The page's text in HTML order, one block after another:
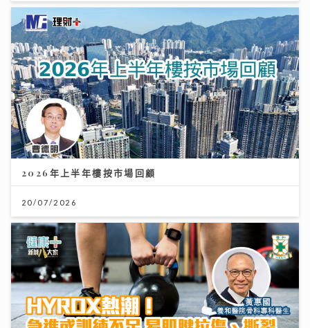
2026年上半年樓按市場回顧
20/07/2026